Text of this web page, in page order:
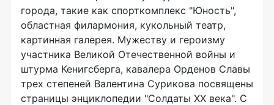
города, такие как спорткомплекс "Юность",
областная филармония, кукольный театр,
картинная галерея. Мужеству и героизму
участника Великой Отечественной войны и
штурма Кенигсберга, кавалера Орденов Славы
трех степеней Валентина Сурикова посвящены
страницы энциклопедии "Солдаты ХХ века". С